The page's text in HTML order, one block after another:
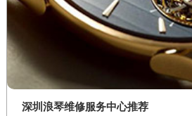
深圳浪琴维修服务中心推荐